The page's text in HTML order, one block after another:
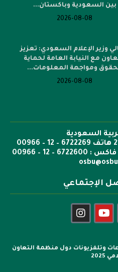
بين السعودية وباكستان...
2026-08-08
وزير الإعلام السعودي: تعزيز
مع النيابة العامة لحماية
ومواجهة المعلومات...
2026-08-08
السعودية
ص.ب: 6351 جدة الرمز 21442 هاتف 6722269 – 12 – 00966
الإجتماعي
وتلفزيونات دول منظمة التعاون
2025